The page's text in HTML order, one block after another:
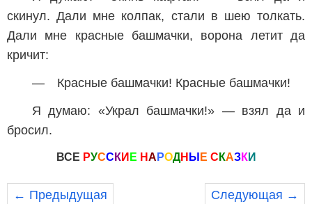
скинул. Дали мне колпак, стали в шею толкать.
Дали мне красные башмачки, ворона летит да
кричит:
— Красные башмачки! Красные башмачки!
Я думаю: «Украл башмачки!» — взял да и
бросил.
ВСЕ РУСС КИ Е НА РОДН Ы Е С КАЗКИ
← Предыдущая Следующая →